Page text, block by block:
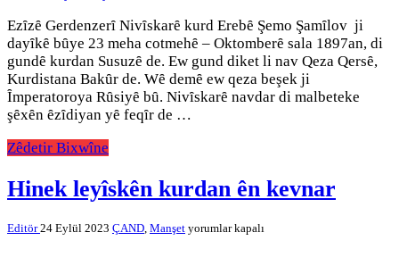
bȗna,
hȋmdarekȋ
edebyeta
kurdȋ,
bavȇ
romana
kurdȋ,Erebȇ
Ezȋzȇ Gerdenzerȋ Nivȋskarȇ kurd Erebȇ Şemo Şamȋlov ji
dayȋkȇ bȗye 23 meha cotmehȇ – Oktomberȇ sala 1897an, di
gundȇ kurdan Susuzȇ de. Ew gund diket li nav Qeza Qersȇ,
Kurdistana Bakȗr de. Wȇ demȇ ew qeza beşek ji
Ȋmperatoroya Rȗsiyȇ bȗ. Nivȋskarȇ navdar di malbeteke
şȇxȇn ȇzȋdiyan yȇ feqȋr de …
Zêdetir Bixwîne
Hinek leyîskên kurdan ên kevnar
Editör24 Eylül 2023 ÇAND Manşet Hinek
yorumlar kapalı